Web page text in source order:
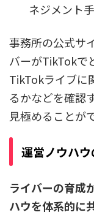
ネジメント
事務所の公式サ
バーがTikTokで
TikTokライブに
るかなどを確認
見極めることが
運営ノウハ
ライバーの育成
ハウを体系的に